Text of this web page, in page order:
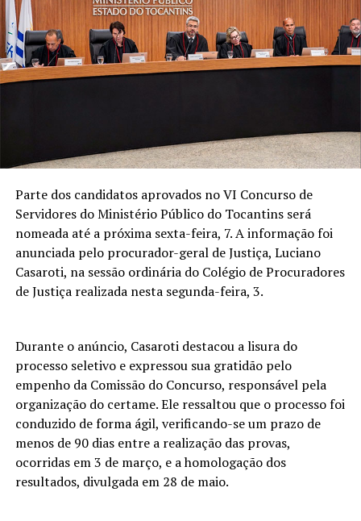
Parte dos candidatos aprovados no VI Concurso de
Servidores do Ministério Público do Tocantins será
nomeada até a próxima sexta-feira, 7. A informação foi
anunciada pelo procurador-geral de Justiça, Luciano
Casaroti, na sessão ordinária do Colégio de Procuradores
de Justiça realizada nesta segunda-feira, 3.
Durante o anúncio, Casaroti destacou a lisura do
processo seletivo e expressou sua gratidão pelo
empenho da Comissão do Concurso, responsável pela
organização do certame. Ele ressaltou que o processo foi
conduzido de forma ágil, verificando-se um prazo de
menos de 90 dias entre a realização das provas,
ocorridas em 3 de março, e a homologação dos
resultados, divulgada em 28 de maio.